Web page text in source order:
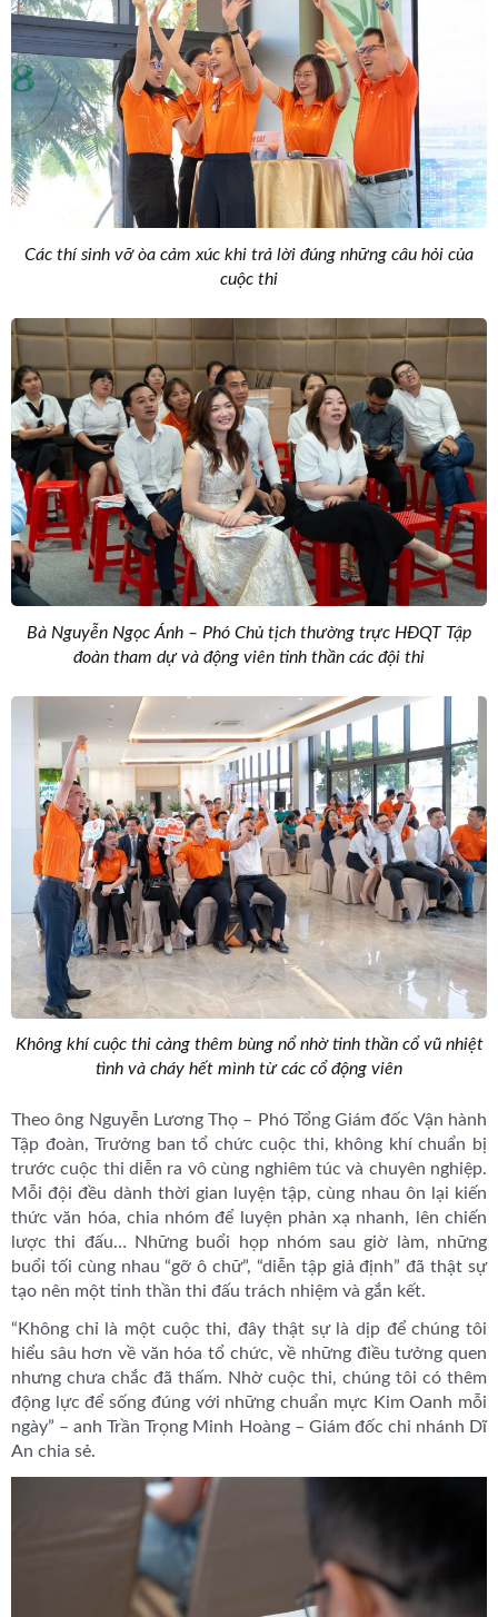
Các thí sinh vỡ òa cảm xúc khi trả lời đúng những câu hỏi của
cuộc thi
Bà Nguyễn Ngọc Ánh – Phó Chủ tịch thường trực HĐQT Tập
đoàn tham dự và động viên tinh thần các đội thi
Không khí cuộc thi càng thêm bùng nổ nhờ tinh thần cổ vũ nhiệt
tình và cháy hết mình từ các cổ động viên
Theo ông Nguyễn Lương Thọ – Phó Tổng Giám đốc Vận hành
Tập đoàn, Trưởng ban tổ chức cuộc thi, không khí chuẩn bị
trước cuộc thi diễn ra vô cùng nghiêm túc và chuyên nghiệp.
Mỗi đội đều dành thời gian luyện tập, cùng nhau ôn lại kiến
thức văn hóa, chia nhóm để luyện phản xạ nhanh, lên chiến
lược thi đấu… Những buổi họp nhóm sau giờ làm, những
buổi tối cùng nhau “gỡ ô chữ”, “diễn tập giả định” đã thật sự
tạo nên một tinh thần thi đấu trách nhiệm và gắn kết.
“Không chỉ là một cuộc thi, đây thật sự là dịp để chúng tôi
hiểu sâu hơn về văn hóa tổ chức, về những điều tưởng quen
nhưng chưa chắc đã thấm. Nhờ cuộc thi, chúng tôi có thêm
động lực để sống đúng với những chuẩn mực Kim Oanh mỗi
ngày” – anh Trần Trọng Minh Hoàng – Giám đốc chi nhánh Dĩ
An chia sẻ.